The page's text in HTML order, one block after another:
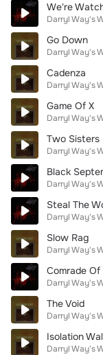
We're
Darryl Way's
Go Down
Darryl Way's
Cadenza
Darryl Way's
Game Of X
Darryl Way's
Two Sisters
Darryl Way's
Black
Darryl Way's
Steal The
Darryl Way's
Slow Rag
Darryl Way's
Comrade Of
Darryl Way's
The Void
Darryl Way's
Isolation
Darryl Way's